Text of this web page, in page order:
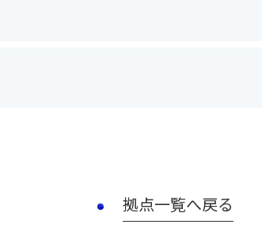
拠点一覧へ戻る